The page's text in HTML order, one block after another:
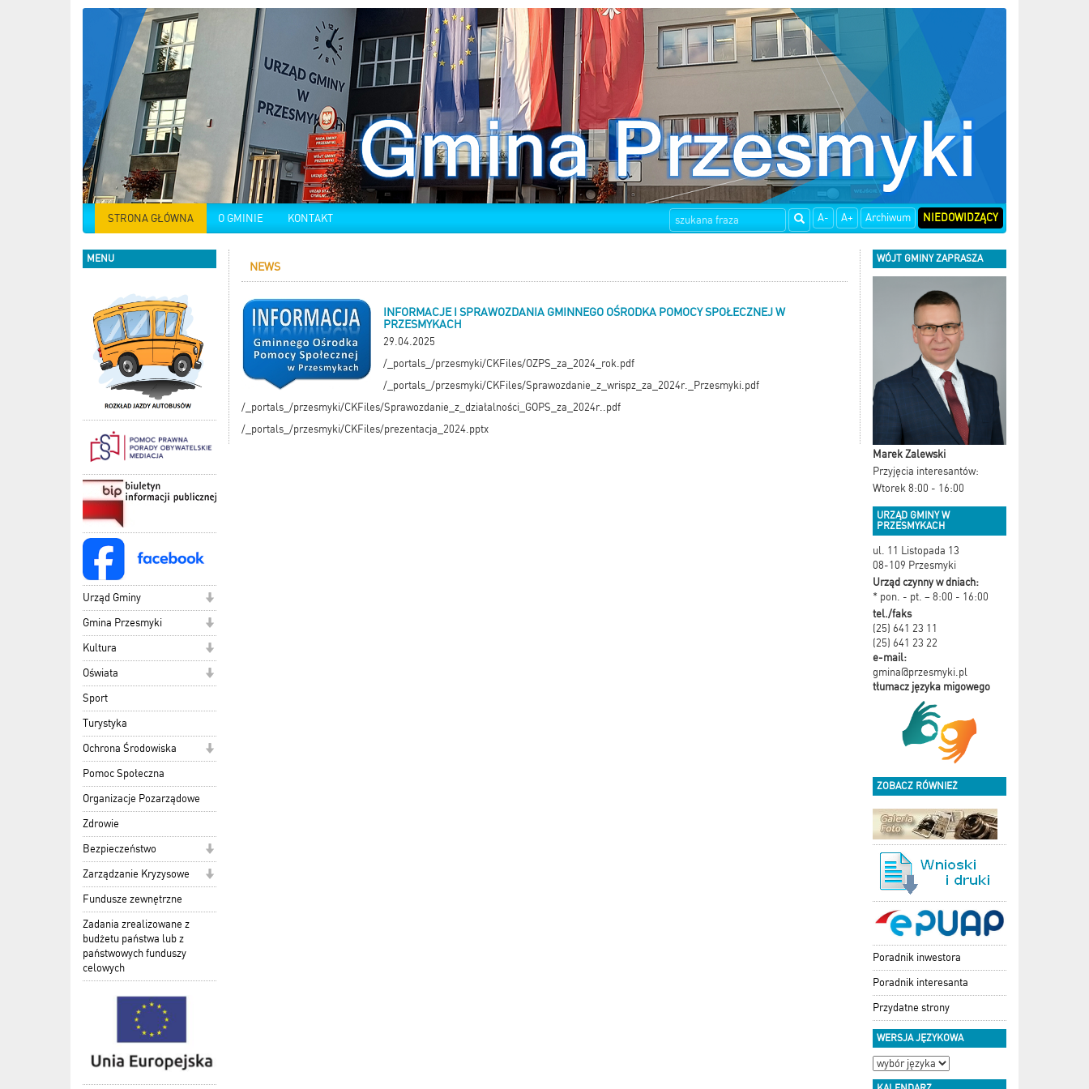
STRONA GŁÓWNA O GMINIE KONTAKT A- A+ Archiwum NIEDOWIDZĄCY
MENU
Urząd Gminy
Gmina Przesmyki
Kultura
Oświata
Sport
Turystyka
Ochrona Środowiska
Pomoc Społeczna
Organizacje Pozarządowe
Zdrowie
Bezpieczeństwo
Zarządzanie Kryzysowe
Fundusze zewnętrzne
Zadania zrealizowane z
budżetu państwa lub z
państwowych funduszy
celowych
NEWS
INFORMACJE I SPRAWOZDANIA GMINNEGO OŚRODKA POMOCY SPOŁECZNEJ W
PRZESMYKACH
29.04.2025
/_portals_/przesmyki/CKFiles/OZPS_za_2024_rok.pdf
/_portals_/przesmyki/CKFiles/Sprawozdanie_z_wrispz_za_2024r._Przesmyki.pdf
/_portals_/przesmyki/CKFiles/Sprawozdanie_z_działalności_GOPS_za_2024r..pdf
/_portals_/przesmyki/CKFiles/prezentacja_2024.pptx
WÓJT GMINY ZAPRASZA
Marek Zalewski
Przyjęcia interesantów:
Wtorek 8:00 - 16:00
URZĄD GMINY W
PRZESMYKACH
ul. 11 Listopada 13
08-109 Przesmyki
Urząd czynny w dniach:
* pon. - pt. – 8:00 - 16:00
tel./faks
(25) 641 23 11
(25) 641 23 22
e-mail:
gmina@przesmyki.pl
tłumacz języka migowego
ZOBACZ RÓWNIEŻ
Poradnik inwestora
Poradnik interesanta
Przydatne strony
WERSJA JĘZYKOWA